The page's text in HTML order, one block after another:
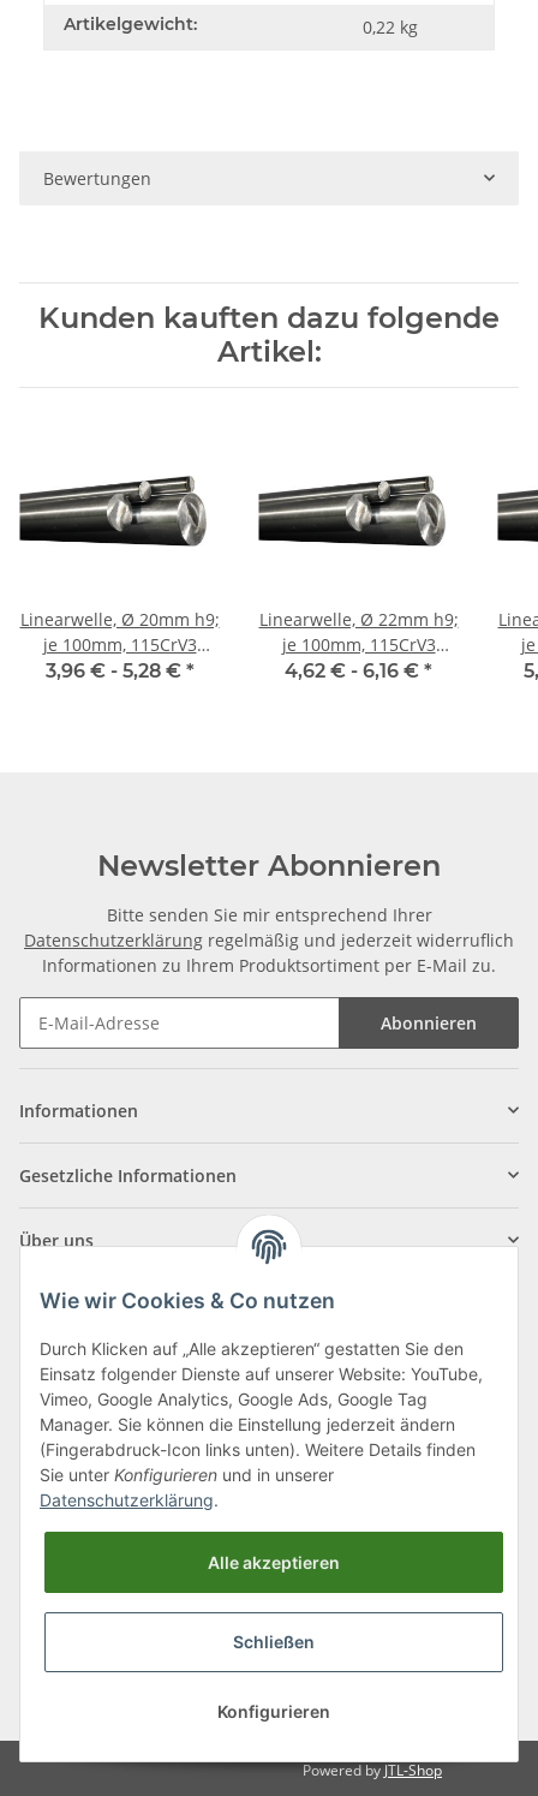
Artikelgewicht: 0,22 kg
Bewertungen
Kunden kauften dazu folgende
Artikel:
Linearwelle, Ø 20mm h9;
je 100mm, 115CrV3
geschliffen und poliert
3,96 € - 5,28 € *
Linearwelle, Ø 22mm h9;
je 100mm, 115CrV3
geschliffen und poliert
4,62 € - 6,16 € *
Newsletter Abonnieren
Bitte senden Sie mir entsprechend Ihrer
Datenschutzerklärung regelmäßig und jederzeit widerruflich
Informationen zu Ihrem Produktsortiment per E-Mail zu.
Abonnieren
Informationen
Gesetzliche Informationen
Über uns
Klagenfurter Straße 29
9556 Liebenfels
Montag bis Donnerstag: 8:00 bis 16:30 Uhr
Freitag: 8:00 bis 12:00 Uhr
Tel.:0043 (0) 4262 50900
office@cncshop.at
* Alle Preise inkl. gesetzlicher USt., zzgl.Versand, zzgl.
Powered by JTL-Shop
Wie wir Cookies & Co nutzen
Durch Klicken auf „Alle akzeptieren“ gestatten Sie den
Einsatz folgender Dienste auf unserer Website: YouTube,
Vimeo, Google Analytics, Google Ads, Google Tag
Manager. Sie können die Einstellung jederzeit ändern
(Fingerabdruck-Icon links unten). Weitere Details finden
Sie unter Konfigurieren und in unserer
Datenschutzerklärung.
Alle akzeptieren
Schließen
Konfigurieren